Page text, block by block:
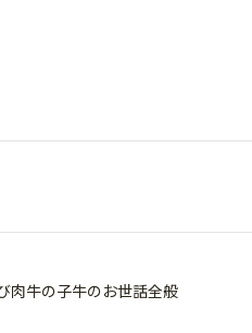
肉牛の子牛のお世話全般